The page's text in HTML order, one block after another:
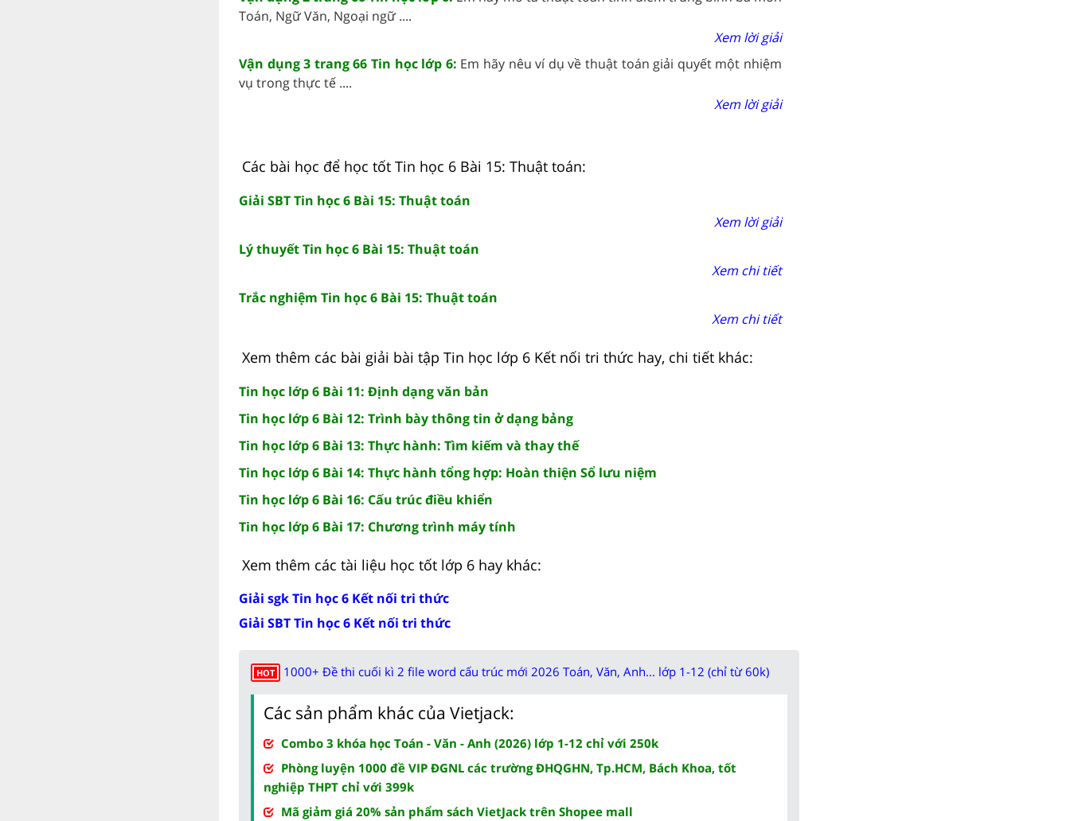
Toán, Ngữ Văn, Ngoại ngữ ....
Xem lời giải
Vận dụng 3 trang 66 Tin học lớp 6: Em hãy nêu ví dụ về thuật toán giải quyết một nhiệm
vụ trong thực tế ....
Xem lời giải
Các bài học để học tốt Tin học 6 Bài 15: Thuật toán:
Giải SBT Tin học 6 Bài 15: Thuật toán
Xem lời giải
Lý thuyết Tin học 6 Bài 15: Thuật toán
Xem chi tiết
Trắc nghiệm Tin học 6 Bài 15: Thuật toán
Xem chi tiết
Xem thêm các bài giải bài tập Tin học lớp 6 Kết nối tri thức hay, chi tiết khác:
Tin học lớp 6 Bài 11: Định dạng văn bản
Tin học lớp 6 Bài 12: Trình bày thông tin ở dạng bảng
Tin học lớp 6 Bài 13: Thực hành: Tìm kiếm và thay thế
Tin học lớp 6 Bài 14: Thực hành tổng hợp: Hoàn thiện Sổ lưu niệm
Tin học lớp 6 Bài 16: Cấu trúc điều khiển
Tin học lớp 6 Bài 17: Chương trình máy tính
Xem thêm các tài liệu học tốt lớp 6 hay khác:
Giải sgk Tin học 6 Kết nối tri thức
Giải SBT Tin học 6 Kết nối tri thức
HOT 1000+ Đề thi cuối kì 2 file word cấu trúc mới 2026 Toán, Văn, Anh... lớp 1-12 (chỉ từ 60k)
Các sản phẩm khác của Vietjack:
Combo 3 khóa học Toán - Văn - Anh (2026) lớp 1-12 chỉ với 250k
Phòng luyện 1000 đề VIP ĐGNL các trường ĐHQGHN, Tp.HCM, Bách Khoa, tốt
nghiệp THPT chỉ với 399k
Mã giảm giá 20% sản phẩm sách VietJack trên Shopee mall